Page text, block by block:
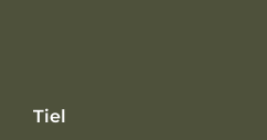
Tiel